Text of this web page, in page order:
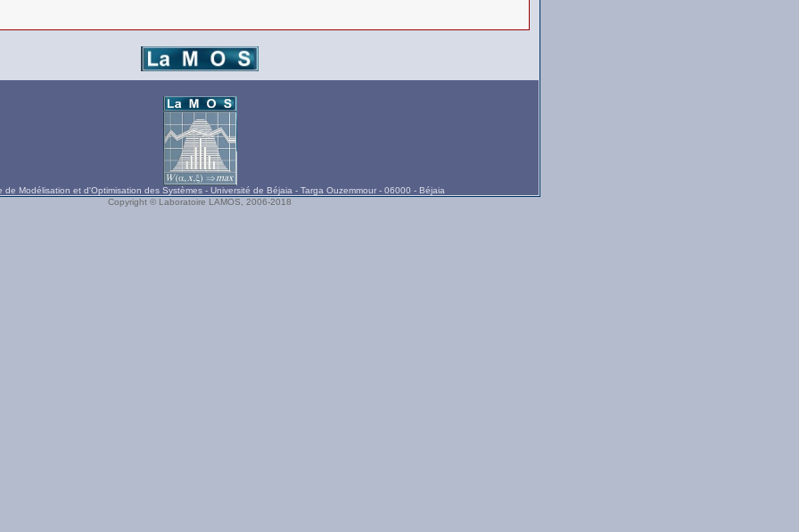
de Modélisation et d'Optimisation des Systèmes - Université de Béjaia - Targa Ouzemmour - 06000 - Béjaia
Copyright © Laboratoire LAMOS, 2006-2018